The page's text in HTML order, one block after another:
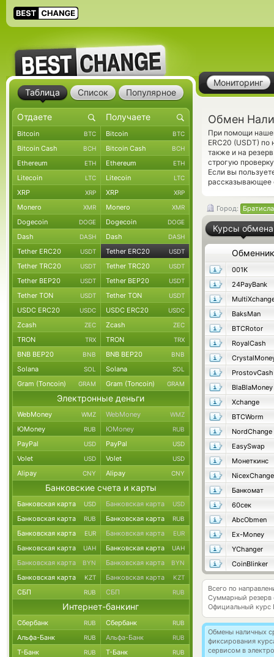
Мониторинг
Обмен
При помощи
ERC20 (USDT)
также и на
строгую
Если вы
рассказывающее
Город:
Курсы обмена
Обменник
001K
24PayBank
BaksMan
BTCRotor
RoyalCash
ProstovCash
BlaBlaMoney
Xchange
BTCWorm
NordChange
EasySwap
Монеткинс
Банкомат
60сек
AbcObmen
Ex-Money
YChanger
CoinBlinker
Всего по
Суммарный резерв
Официальный курс
Обмены наличных
фиксирования
сервисом в
Таблица Список Популярное
Bitcoin BTC Bitcoin BTC
Bitcoin Cash BCH Bitcoin Cash BCH
Ethereum ETH Ethereum ETH
Litecoin LTC Litecoin LTC
XRP XRP XRP XRP
Monero XMR Monero XMR
Dogecoin DOGE Dogecoin DOGE
Dash DASH Dash DASH
Tether ERC20 USDT Tether ERC20 USDT
Tether TRC20 USDT Tether TRC20 USDT
Tether BEP20 USDT Tether BEP20 USDT
Tether TON USDT Tether TON USDT
USDC ERC20 USDC USDC ERC20 USDC
Zcash ZEC Zcash ZEC
TRON TRX TRON TRX
BNB BEP20 BNB BNB BEP20 BNB
Solana SOL Solana SOL
Gram (Toncoin) GRAM Gram (Toncoin) GRAM
Электронные деньги
WebMoney WMZ WebMoney WMZ
ЮMoney RUB ЮMoney RUB
PayPal USD PayPal USD
Volet USD Volet USD
Alipay CNY Alipay CNY
Банковские счета и карты
Банковская карта USD Банковская карта USD
Банковская карта RUB Банковская карта RUB
Банковская карта EUR Банковская карта EUR
Банковская карта UAH Банковская карта UAH
Банковская карта BYN Банковская карта BYN
Банковская карта KZT Банковская карта KZT
СБП RUB СБП RUB
Интернет-банкинг
Сбербанк RUB Сбербанк RUB
Альфа-Банк RUB Альфа-Банк RUB
Т-Банк RUB Т-Банк RUB